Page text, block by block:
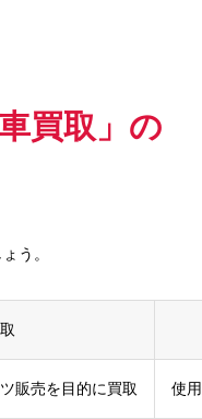
買取」の
う。
販売を目的に買取 使